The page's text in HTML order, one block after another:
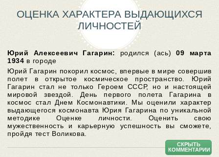
ОЦЕНКА ХАРАКТЕРА ВЫДАЮЩИХСЯ
ЛИЧНОСТЕЙ
Юрий Алексеевич Гагарин: родился (ась)09 марта
1934 в городе
Юрий Гагарин покорил космос, впервые в мире совершив
полет в открытое космическое пространство. Юрий
Гагарин стал не только Героем СССР, но и настоящей
мировой звездой. День первого полета Гагарина в
космос стал Днем Космонавтики. Мы оценили характер
выдающегося космонавта Юрия Гагарина по уникальной
методике Оценке личности. Оценить свою
мужественность и карьерную успешность вы сможете,
пройдя тест Воликова.
СКРЫТЬ
КОММЕНТАРИИ